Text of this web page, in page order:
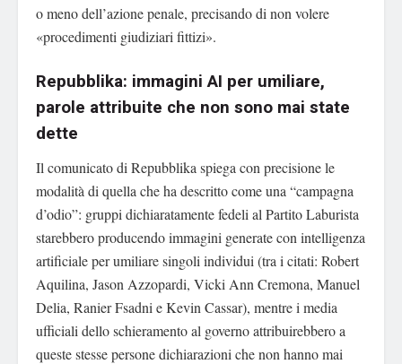
o meno dell’azione penale, precisando di non volere
«procedimenti giudiziari fittizi».
Repubblika: immagini AI per umiliare,
parole attribuite che non sono mai state
dette
Il comunicato di Repubblika spiega con precisione le
modalità di quella che ha descritto come una “campagna
d’odio”: gruppi dichiaratamente fedeli al Partito Laburista
starebbero producendo immagini generate con intelligenza
artificiale per umiliare singoli individui (tra i citati: Robert
Aquilina, Jason Azzopardi, Vicki Ann Cremona, Manuel
Delia, Ranier Fsadni e Kevin Cassar), mentre i media
ufficiali dello schieramento al governo attribuirebbero a
queste stesse persone dichiarazioni che non hanno mai